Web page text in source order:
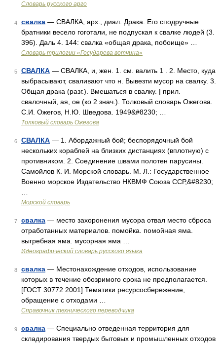
Словарь русского арго
4 свалка — СВАЛКА, арх., диал. Драка. Его сподручные
братники весело гоготали, не подпуская к свалке людей (3.
396). Даль 4. 144: свалка «общая драка, побоище» …
Словарь трилогии «Государева вотчина»
5 СВАЛКА — СВАЛКА, и, жен. 1. см. валить 1 . 2. Место, куда
выбрасывают, сваливают что н. Вывезти мусор на свалку. 3.
Общая драка (разг.). Вмешаться в свалку. | прил.
свалочный, ая, ое (ко 2 знач.). Толковый словарь Ожегова.
С.И. Ожегов, Н.Ю. Шведова. 1949&#8230; …
Толковый словарь Ожегова
6 СВАЛКА — 1. Абордажный бой; беспорядочный бой
нескольких кораблей на близких дистанциях (вплотную) с
противником. 2. Соединение швами полотен парусины.
Самойлов К. И. Морской словарь. М. Л.: Государственное
Военно морское Издательство НКВМФ Союза ССР,&#8230;
Морской словарь
7 свалка — место захоронения мусора отвал место сброса
отработанных материалов. помойка. помойная яма.
выгребная яма. мусорная яма …
Идеографический словарь русского языка
8 свалка — Местонахождение отходов, использование
которых в течение обозримого срока не предполагается.
[ГОСТ 30772 2001] Тематики ресурсосбережение,
обращение с отходами …
Справочник технического переводчика
9 свалка — Специально отведенная территория для
складирования твердых бытовых и промышленных отходов